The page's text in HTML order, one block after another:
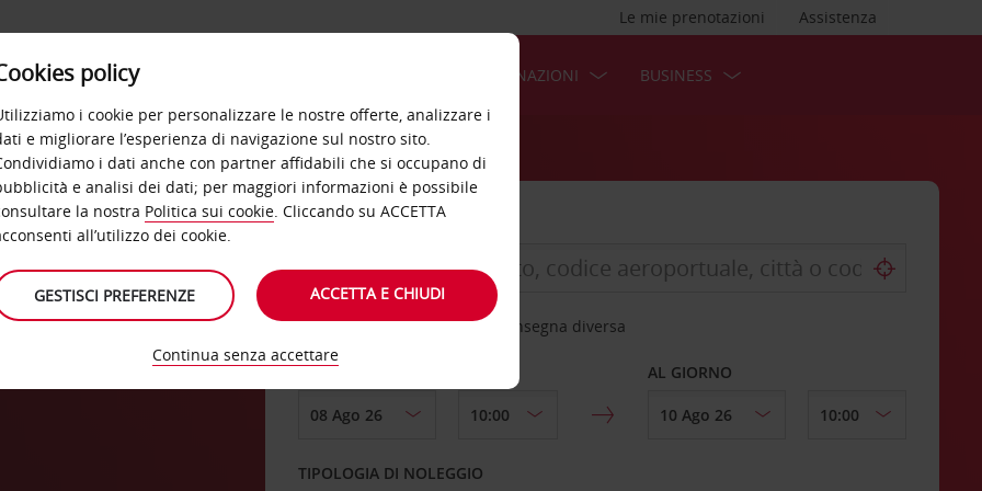
Assistenza
Le mie prenotazioni
OFFERTE DESTINAZIONI BUSINESS
Scegli una località di riconsegna diversa
DAL GIORNO AL GIORNO
TIPOLOGIA DI NOLEGGIO
policy
i cookie per personalizzare le nostre offerte, analizzare i
e migliorare l’esperienza di navigazione sul nostro sito.
i dati anche con partner affidabili che si occupano di
e analisi dei dati; per maggiori informazioni è possibile
la nostra Politica sui cookie. Cliccando su ACCETTA
all’utilizzo dei cookie.
GESTISCI PREFERENZE ACCETTA E CHIUDI
Continua senza accettare